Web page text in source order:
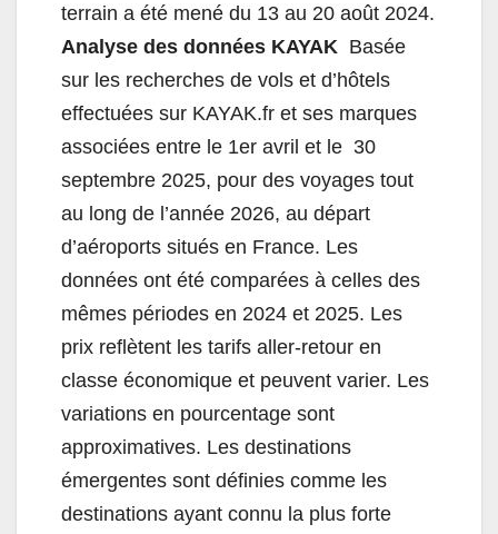
terrain a été mené du 13 au 20 août 2024.
Analyse des données KAYAK Basée
sur les recherches de vols et d’hôtels
effectuées sur KAYAK.fr et ses marques
associées entre le 1er avril et le 30
septembre 2025, pour des voyages tout
au long de l’année 2026, au départ
d’aéroports situés en France. Les
données ont été comparées à celles des
mêmes périodes en 2024 et 2025. Les
prix reflètent les tarifs aller-retour en
classe économique et peuvent varier. Les
variations en pourcentage sont
approximatives. Les destinations
émergentes sont définies comme les
destinations ayant connu la plus forte